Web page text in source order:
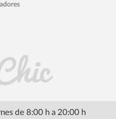
de 8:00 h a 20:00 h